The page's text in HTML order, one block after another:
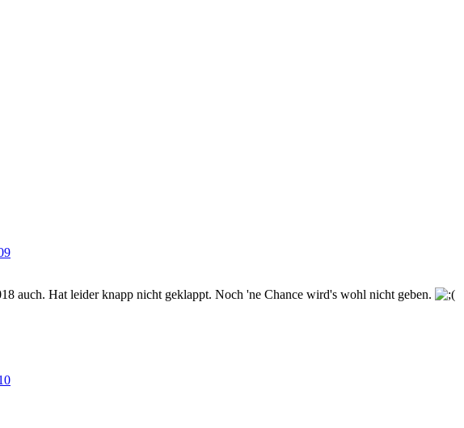
auch. Hat leider knapp nicht geklappt. Noch 'ne Chance wird's wohl nicht geben.